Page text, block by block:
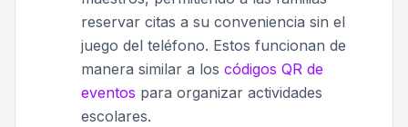
reservar citas a su conveniencia sin el
juego del teléfono. Estos funcionan de
manera similar a los códigos QR de
eventos para organizar actividades
escolares.